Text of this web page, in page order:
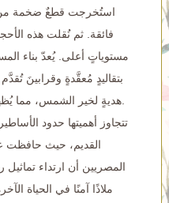
استُخرجت قطعٌ ضخمة من
فائقة. ثم نُقلت هذه
مستوياتٍ أعلى. يُعدّ بناء
بتقاليدٍ مُعقَّدةٍ وقرابينَ تُقدَّم
هديةٍ لخير الشمس، مما يُظهر التزام المصريين القدماء الراسخ.
تتجاوز أهميتها حدود
القديم، حيث حافظت
المصريين أن ارتداء تماثيل
ملاذًا آمنًا في الحياة